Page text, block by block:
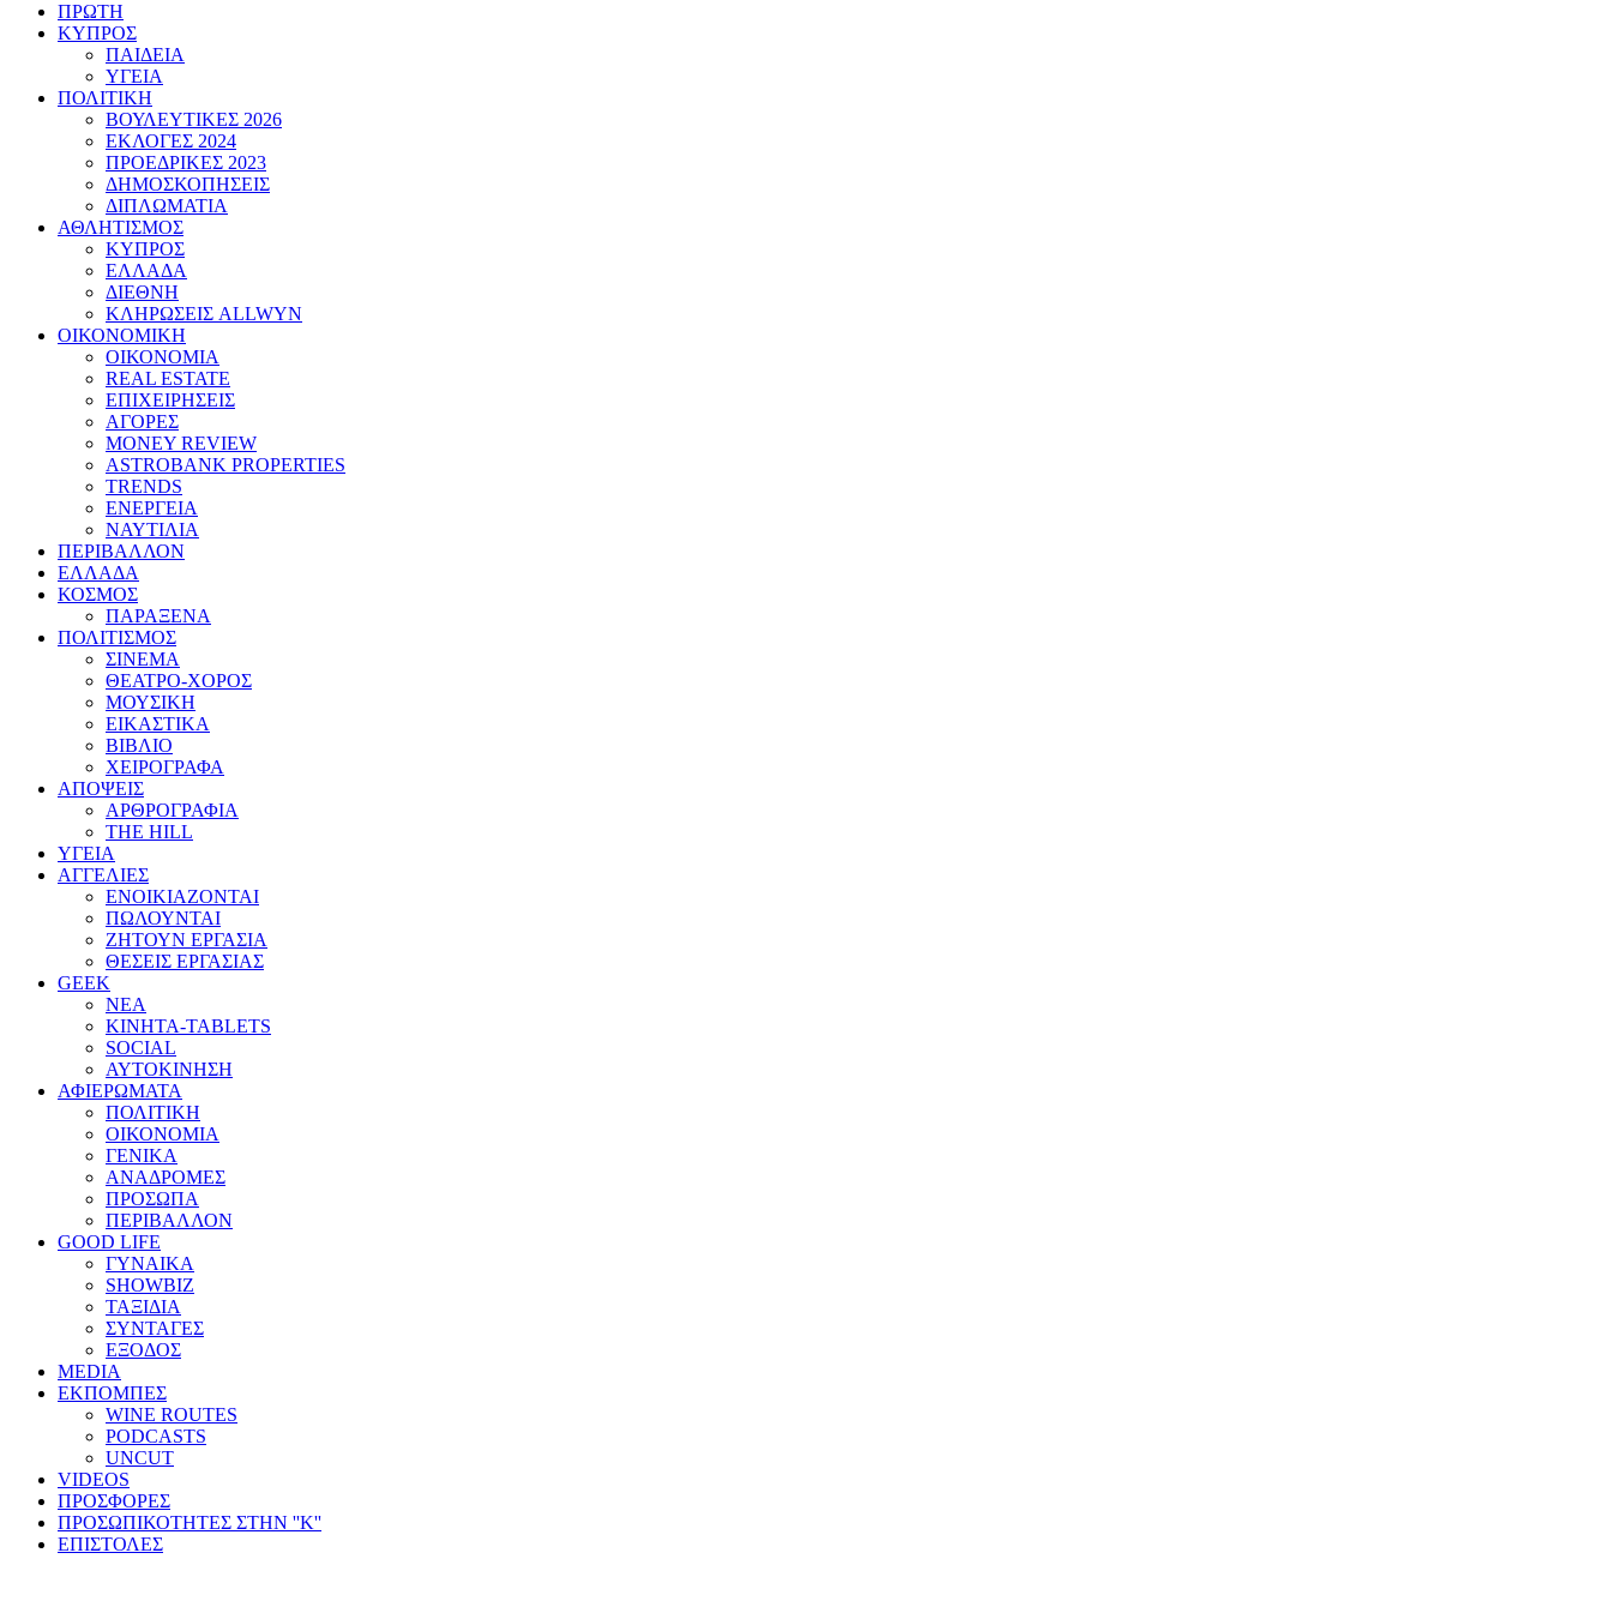
ΠΡΩΤΗ
ΚΥΠΡΟΣ
ΠΑΙΔΕΙΑ
ΥΓΕΙΑ
ΠΟΛΙΤΙΚΗ
ΒΟΥΛΕΥΤΙΚΕΣ 2026
ΕΚΛΟΓΕΣ 2024
ΠΡΟΕΔΡΙΚΕΣ 2023
ΔΗΜΟΣΚΟΠΗΣΕΙΣ
ΔΙΠΛΩΜΑΤΙΑ
ΑΘΛΗΤΙΣΜΟΣ
ΚΥΠΡΟΣ
ΕΛΛΑΔΑ
ΔΙΕΘΝΗ
ΚΛΗΡΩΣΕΙΣ ALLWYN
ΟΙΚΟΝΟΜΙΚΗ
ΟΙΚΟΝΟΜΙΑ
REAL ESTATE
ΕΠΙΧΕΙΡΗΣΕΙΣ
ΑΓΟΡΕΣ
MONEY REVIEW
ASTROBANK PROPERTIES
TRENDS
ΕΝΕΡΓΕΙΑ
ΝΑΥΤΙΛΙΑ
ΠΕΡΙΒΑΛΛΟΝ
ΕΛΛΑΔΑ
ΚΟΣΜΟΣ
ΠΑΡΑΞΕΝΑ
ΠΟΛΙΤΙΣΜΟΣ
ΣΙΝΕΜΑ
ΘΕΑΤΡΟ-ΧΟΡΟΣ
ΜΟΥΣΙΚΗ
ΕΙΚΑΣΤΙΚΑ
ΒΙΒΛΙΟ
ΧΕΙΡΟΓΡΑΦΑ
ΑΠΟΨΕΙΣ
ΑΡΘΡΟΓΡΑΦΙΑ
THE HILL
ΥΓΕΙΑ
ΑΓΓΕΛΙΕΣ
ΕΝΟΙΚΙΑΖΟΝΤΑΙ
ΠΩΛΟΥΝΤΑΙ
ΖΗΤΟΥΝ ΕΡΓΑΣΙΑ
ΘΕΣΕΙΣ ΕΡΓΑΣΙΑΣ
GEEK
ΝΕΑ
ΚΙΝΗΤΑ-TABLETS
SOCIAL
ΑΥΤΟΚΙΝΗΣΗ
ΑΦΙΕΡΩΜΑΤΑ
ΠΟΛΙΤΙΚΗ
ΟΙΚΟΝΟΜΙΑ
ΓΕΝΙΚΑ
ΑΝΑΔΡΟΜΕΣ
ΠΡΟΣΩΠΑ
ΠΕΡΙΒΑΛΛΟΝ
GOOD LIFE
ΓΥΝΑΙΚΑ
SHOWBIZ
ΤΑΞΙΔΙΑ
ΣΥΝΤΑΓΕΣ
ΕΞΟΔΟΣ
MEDIA
ΕΚΠΟΜΠΕΣ
WINE ROUTES
PODCASTS
UNCUT
VIDEOS
ΠΡΟΣΦΟΡΕΣ
ΠΡΟΣΩΠΙΚΟΤΗΤΕΣ ΣΤΗΝ ''Κ''
ΕΠΙΣΤΟΛΕΣ